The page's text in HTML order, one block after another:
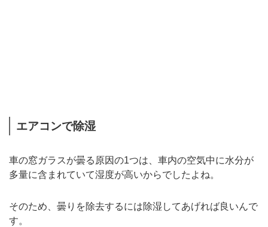
エアコンで除湿
車の窓ガラスが曇る原因の1つは、車内の空気中に水分が
多量に含まれていて湿度が高いからでしたよね。
そのため、曇りを除去するには除湿してあげれば良いんで
す。